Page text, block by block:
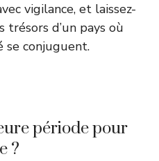
vigilance, et laissez-
d’un pays où
conjuguent.
période pour
?